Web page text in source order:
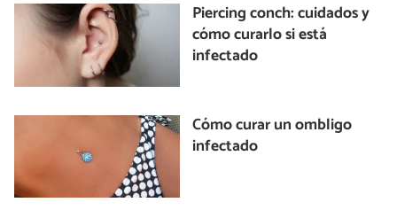
Piercing conch: cuidados y
cómo curarlo si está
infectado
Cómo curar un ombligo
infectado